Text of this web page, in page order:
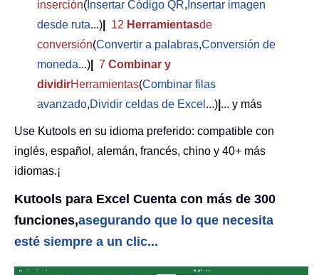
inserción( Insertar Código QR, Insertar imagen
desde ruta...) 12 Herramientasde
conversión(Convertir a palabras,Conversión de
moneda...) 7 Combinar y
dividirHerramientas(Combinar filas
avanzado,Dividir celdas de Excel ...) ... y más
Use Kutools en su idioma preferido: compatible con
inglés, español, alemán, francés, chino y 40+ más
idiomas.¡
Kutools para Excel Cuenta con más de 300
funciones,asegurando que lo que necesita
esté siempre a un clic...